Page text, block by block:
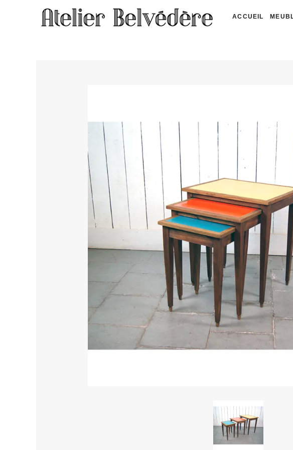
ACCUEIL
Meubles / Tables gigognes tricolores #400